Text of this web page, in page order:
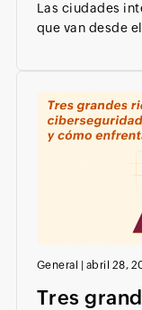
Las ciudades
que van desde
General | abril 28,
Tres